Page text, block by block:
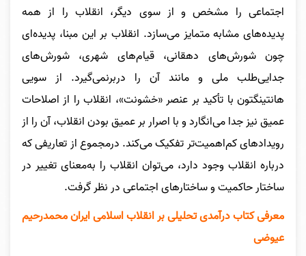
اجتماعی را مشخص و از سوی دیگر، انقلاب را از همه
پدیده‌های مشابه متمایز می‌سازد. انقلاب بر این مبنا، پدیده‌ای
چون شورش‌های دهقانی، قیام‌های شهری، شورش‌های
جدایی‌طلب ملی و مانند آن را دربرنمی‌گیرد. از سویی
هانتینگتون با تأکید بر عنصر «خشونت»، انقلاب را از اصلاحات
عمیق نیز جدا می‌انگارد و با اصرار بر عمیق بودن انقلاب، آن را از
رویدادهای کم‌اهمیت‌تر تفکیک می‌کند. درمجموع از تعاریفی که
درباره انقلاب وجود دارد، می‌توان انقلاب را به‌معنای تغییر در
ساختار حاکمیت و ساختارهای اجتماعی در نظر گرفت.
معرفی کتاب درآمدی تحلیلی بر انقلاب اسلامی ایران محمدرحیم
عیوضی